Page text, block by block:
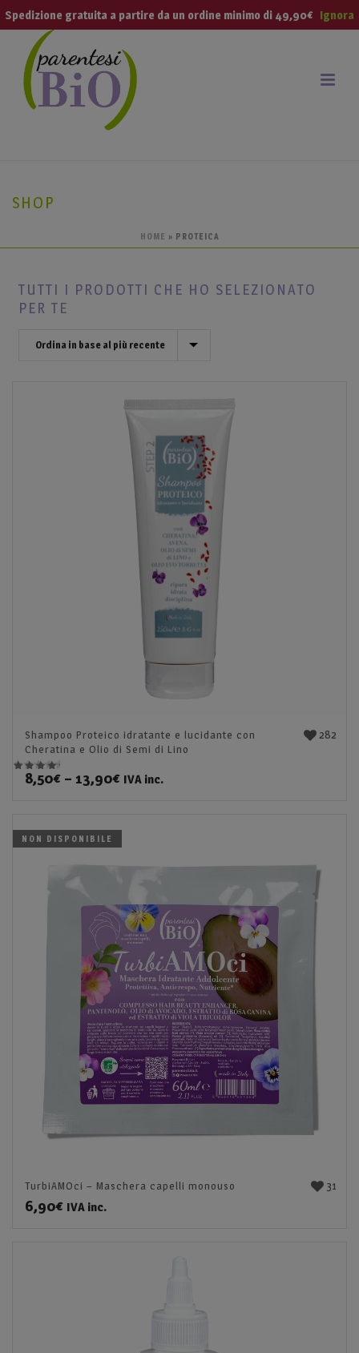
SHOP
HOME » PROTEICA
TUTTI I PRODOTTI CHE HO SELEZIONATO
PER TE
282
Shampoo Proteico idratante e lucidante con
Cheratina e Olio di Semi di Lino
Valutato
su 5
8,50€ – 13,90€ IVA inc.
NON DISPONIBILE
31
TurbiAMOci – Maschera capelli monouso
6,90€ IVA inc.
Spedizione gratuita a partire da un ordine minimo di 49,90€ Ignora
modal-check